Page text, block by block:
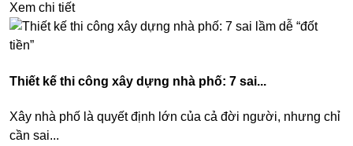
Xem chi tiết
Thiết kế thi công xây dựng nhà phố: 7 sai...
Xây nhà phố là quyết định lớn của cả đời người, nhưng chỉ
cần sai...